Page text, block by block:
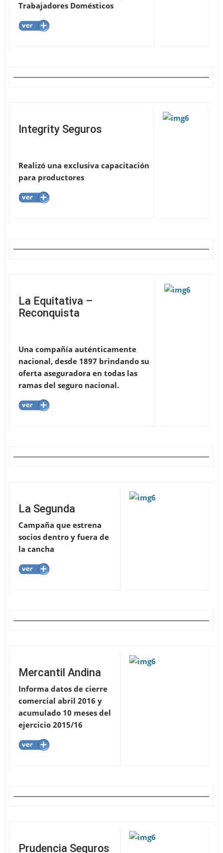
Trabajadores Domésticos
Integrity Seguros
Realizó una exclusiva capacitación
para productores
La Equitativa –
Reconquista
Una compañía auténticamente
nacional, desde 1897 brindando su
oferta aseguradora en todas las
ramas del seguro nacional.
La Segunda
Campaña que estrena
socios dentro y fuera de
la cancha
Mercantil Andina
Informa datos de cierre
comercial abril 2016 y
acumulado 10 meses del
ejercicio 2015/16
Prudencia Seguros